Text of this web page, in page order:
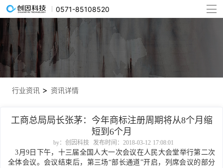
0571-85108520
行业资讯 > 资讯详情
工商总局局长张茅：今年商标注册周期将从8个月缩
短到6个月
by：创因科技 发布时间：2018-03-12 17:08:01
3月9日下午，十三届全国人大一次会议在人民大会堂举行第二次
全体会议。会议结束后，第三场“部长通道”开启，列席会议的部分